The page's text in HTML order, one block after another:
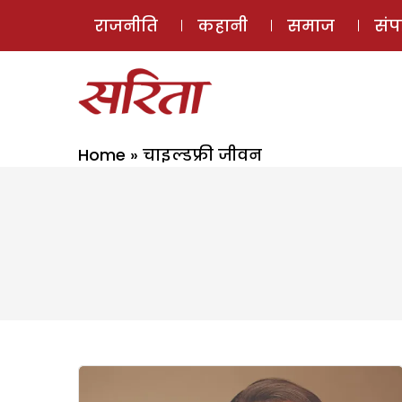
राजनीति कहानी समाज
Home » चाइल्डफ्री जीवन